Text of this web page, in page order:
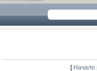
[ Начало